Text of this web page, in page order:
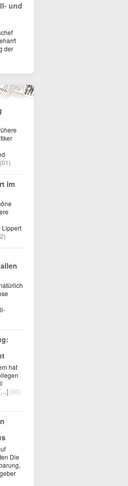
und
der
(01)
im
Lippert
hat
(00)
Die